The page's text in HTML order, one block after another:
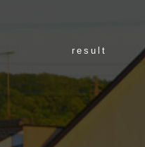
result